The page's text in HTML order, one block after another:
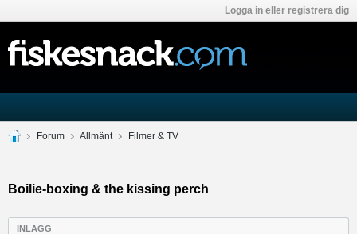
Logga in eller registrera dig
Forum Allmänt Filmer & TV
Boilie-boxing & the kissing perch
INLÄGG